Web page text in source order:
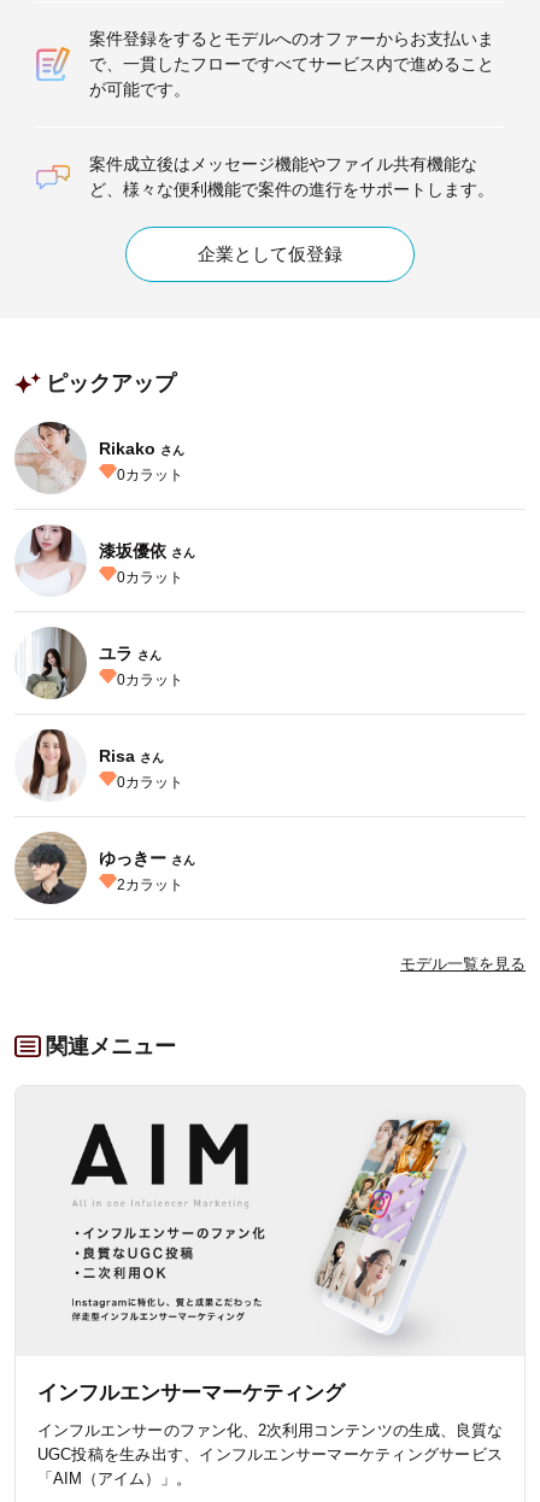
案件登録をするとモデルへのオファーからお支払いま
で、一貫したフローですべてサービス内で進めること
が可能です。
案件成立後はメッセージ機能やファイル共有機能な
ど、様々な便利機能で案件の進行をサポートします。
企業として仮登録
ピックアップ
Rikako さん
0カラット
漆坂優依 さん
0カラット
ユラ さん
0カラット
Risa さん
0カラット
ゆっきー さん
2カラット
モデル一覧を見る
関連メニュー
インフルエンサーマーケティング
インフルエンサーのファン化、2次利用コンテンツの生成、良質な
UGC投稿を生み出す、インフルエンサーマーケティングサービス
「AIM（アイム）」。